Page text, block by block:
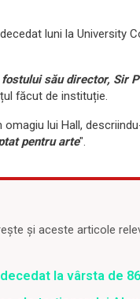
luni la University
său director, Sir
făcut de instituție.
lui Hall,
pentru arte".
și aceste articole
la vârsta de